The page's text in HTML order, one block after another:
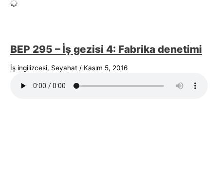
BEP 295 – İş gezisi 4: Fabrika denetimi
İş ingilizcesi, Seyahat / Kasım 5, 2016